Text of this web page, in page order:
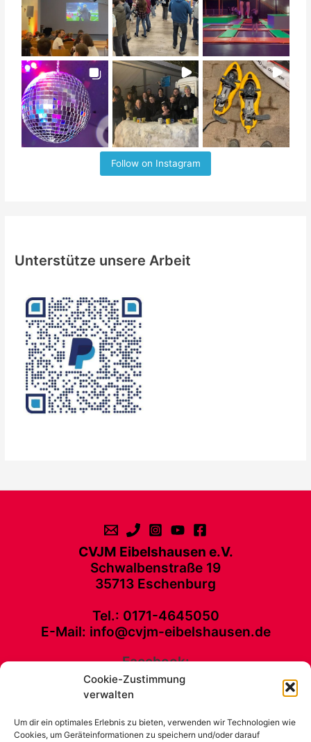
Cookie-Zustimmung
verwalten
Um dir ein optimales Erlebnis zu bieten, verwenden wir Technologien wie
Cookies, um Geräteinformationen zu speichern und/oder darauf
Follow on Instagram
Unterstütze unsere Arbeit
CVJM Eibelshausen e.V.
Schwalbenstraße 19
35713 Eschenburg
Tel.: 0171-4645050
E-Mail: info@cvjm-eibelshausen.de
Facebook:
CVJM Eibelshausen e. V. Schwalbenstraße 19 35713 Eschenburg Tel.:
Kontakt